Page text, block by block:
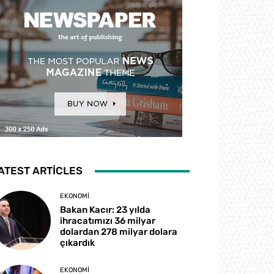
ARTICLES
EKONOMI
Bakan Kacır: 23 yılda
ihracatımızı 36 milyar
dolardan 278 milyar dolara
çıkardık
EKONOMI